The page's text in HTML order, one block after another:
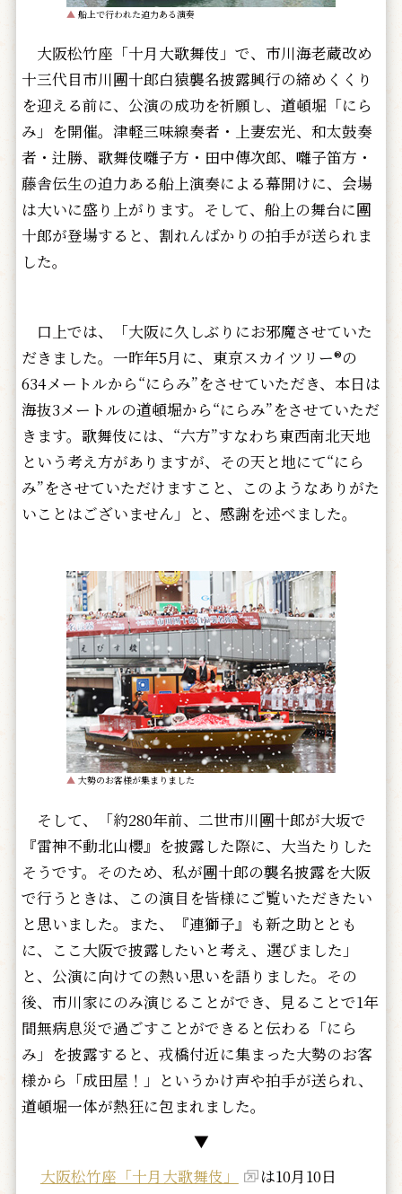
▲ 船上で行われた迫力ある演奏
大阪松竹座「十月大歌舞伎」で、市川海老蔵改め
十三代目市川團十郎白猿襲名披露興行の締めくくり
を迎える前に、公演の成功を祈願し、道頓堀「にら
み」を開催。津軽三味線奏者・上妻宏光、和太鼓奏
者・辻勝、歌舞伎囃子方・田中傳次郎、囃子笛方・
藤舎伝生の迫力ある船上演奏による幕開けに、会場
は大いに盛り上がります。そして、船上の舞台に團
十郎が登場すると、割れんばかりの拍手が送られま
した。
口上では、「大阪に久しぶりにお邪魔させていた
だきました。一昨年5月に、東京スカイツリー®の
634メートルから“にらみ”をさせていただき、本日は
海抜3メートルの道頓堀から“にらみ”をさせていただ
きます。歌舞伎には、“六方”すなわち東西南北天地
という考え方がありますが、その天と地にて“にら
み”をさせていただけますこと、このようなありがた
いことはございません」と、感謝を述べました。
▲ 大勢のお客様が集まりました
そして、「約280年前、二世市川團十郎が大坂で
『雷神不動北山櫻』を披露した際に、大当たりした
そうです。そのため、私が團十郎の襲名披露を大阪
で行うときは、この演目を皆様にご覧いただきたい
と思いました。また、『連獅子』も新之助ととも
に、ここ大阪で披露したいと考え、選びました」
と、公演に向けての熱い思いを語りました。その
後、市川家にのみ演じることができ、見ることで1年
間無病息災で過ごすことができると伝わる「にら
み」を披露すると、戎橋付近に集まった大勢のお客
様から「成田屋！」というかけ声や拍手が送られ、
道頓堀一体が熱狂に包まれました。
▼
大阪松竹座「十月大歌舞伎」
は10月10日